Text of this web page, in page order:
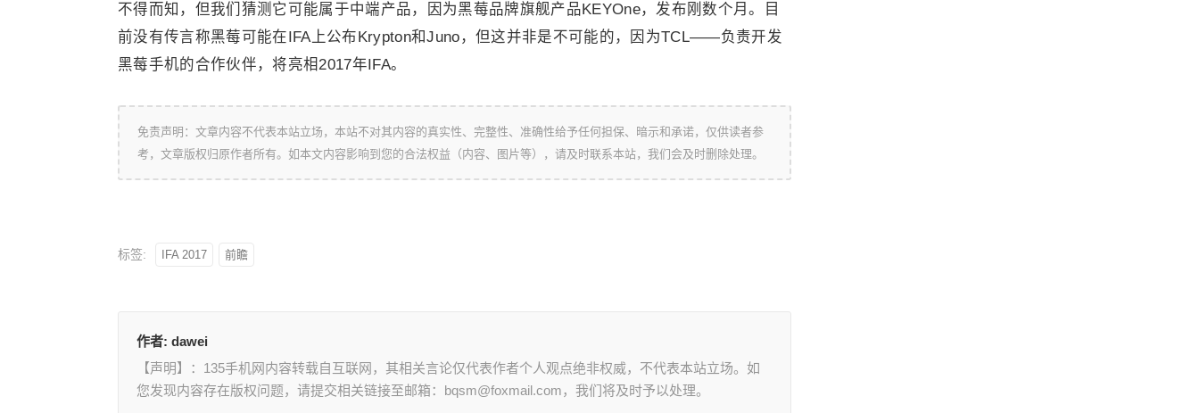
不得而知，但我们猜测它可能属于中端产品，因为黑莓品牌旗舰产品KEYOne，发布刚数个月。目
前没有传言称黑莓可能在IFA上公布Krypton和Juno，但这并非是不可能的，因为TCL——负责开发
黑莓手机的合作伙伴，将亮相2017年IFA。
免责声明：文章内容不代表本站立场，本站不对其内容的真实性、完整性、准确性给予任何担保、暗示和承诺，仅供读者参
考，文章版权归原作者所有。如本文内容影响到您的合法权益（内容、图片等），请及时联系本站，我们会及时删除处理。
标签: IFA 2017 前瞻
作者: dawei
【声明】：135手机网内容转载自互联网，其相关言论仅代表作者个人观点绝非权威，不代表本站立场。如
您发现内容存在版权问题，请提交相关链接至邮箱：bqsm@foxmail.com，我们将及时予以处理。